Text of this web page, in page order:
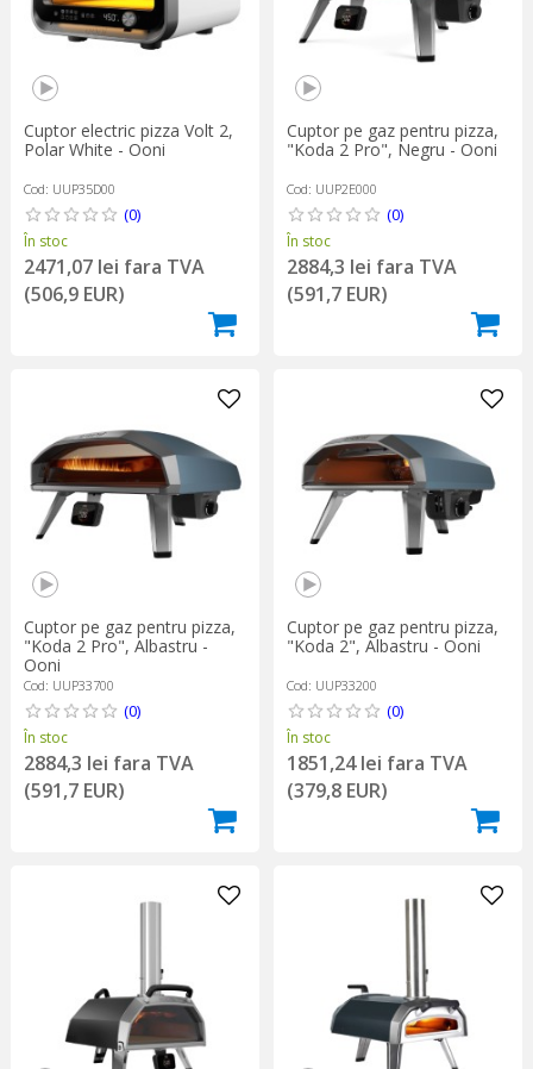
Cuptor electric pizza Volt 2,
Polar White - Ooni
Cod: UUP35D00
(0)
În stoc
2471,07 lei fara TVA
(506,9 EUR)
Cuptor pe gaz pentru pizza,
"Koda 2 Pro", Negru - Ooni
Cod: UUP2E000
(0)
În stoc
2884,3 lei fara TVA
(591,7 EUR)
Cuptor pe gaz pentru pizza,
"Koda 2 Pro", Albastru -
Ooni
Cod: UUP33700
(0)
În stoc
2884,3 lei fara TVA
(591,7 EUR)
Cuptor pe gaz pentru pizza,
"Koda 2", Albastru - Ooni
Cod: UUP33200
(0)
În stoc
1851,24 lei fara TVA
(379,8 EUR)